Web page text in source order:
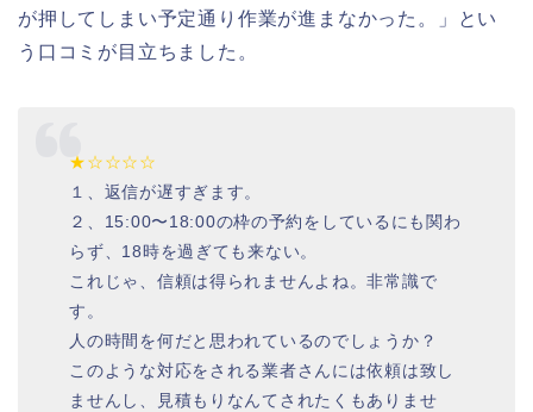
が押してしまい予定通り作業が進まなかった。」とい
う口コミが目立ちました。
★☆☆☆☆
１、返信が遅すぎます。
２、15:00〜18:00の枠の予約をしているにも関わ
らず、18時を過ぎても来ない。
これじゃ、信頼は得られませんよね。非常識で
す。
人の時間を何だと思われているのでしょうか？
このような対応をされる業者さんには依頼は致し
ませんし、見積もりなんてされたくもありませ